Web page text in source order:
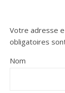
Votre adresse
obligatoires
Nom